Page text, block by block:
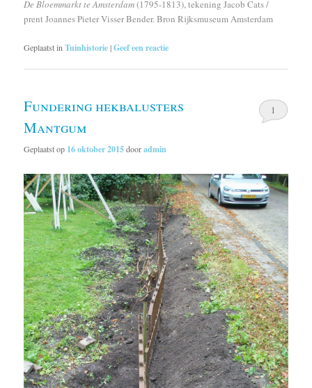
De Bloemmarkt te Amsterdam(1795-1813), tekening Jacob Cats /
prent Joannes Pieter Visser Bender. Bron Rijksmuseum Amsterdam
Geplaatst inTuinhistorie|Geef een reactie
Fundering hekbalusters
Mantgum
Geplaatst op 16 oktober 2015dooradmin
1